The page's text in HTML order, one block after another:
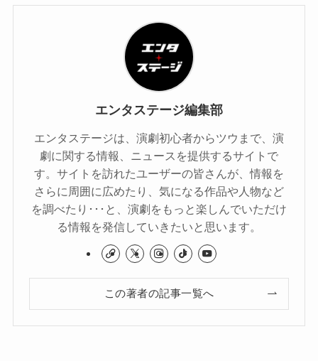
エンタステージ編集部
エンタステージは、演劇初心者からツウまで、演
劇に関する情報、ニュースを提供するサイトで
す。サイトを訪れたユーザーの皆さんが、情報を
さらに周囲に広めたり、気になる作品や人物など
を調べたり･･･と、演劇をもっと楽しんでいただけ
る情報を発信していきたいと思います。
この著者の記事一覧へ